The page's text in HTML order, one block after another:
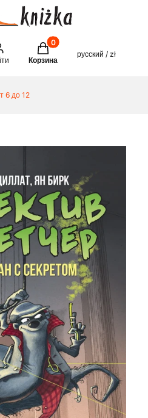
engineТовары в корзине: 0.
Корзина
русский / zł
6 до 12